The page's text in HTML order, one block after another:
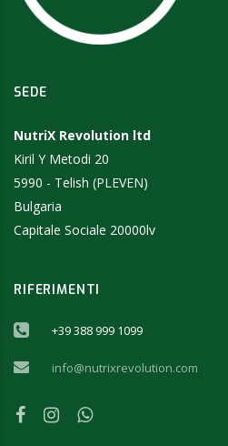
SEDE
NutriX Revolution ltd
Kiril Y Metodi 20
5990 - Telish (PLEVEN)
Bulgaria
Capitale Sociale 20000lv
RIFERIMENTI
+39 388 999 1099
info@nutrixrevolution.com